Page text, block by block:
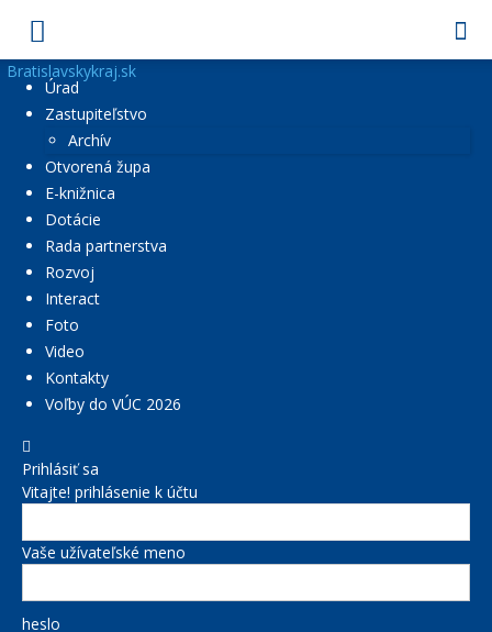
Bratislavskykraj.sk
Úrad
Zastupiteľstvo
Archív
Otvorená župa
E-knižnica
Dotácie
Rada partnerstva
Rozvoj
Interact
Foto
Video
Kontakty
Voľby do VÚC 2026
Prihlásiť sa
Vitajte! prihlásenie k účtu
Vaše užívateľské meno
heslo